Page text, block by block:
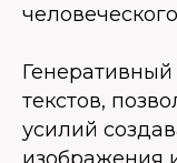
текстов,
усилий